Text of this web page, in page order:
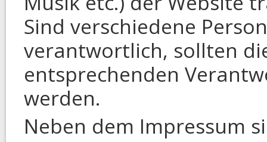
Sind verschiedene
verantwortlich, sollten
entsprechenden
werden.
Neben dem Impressum